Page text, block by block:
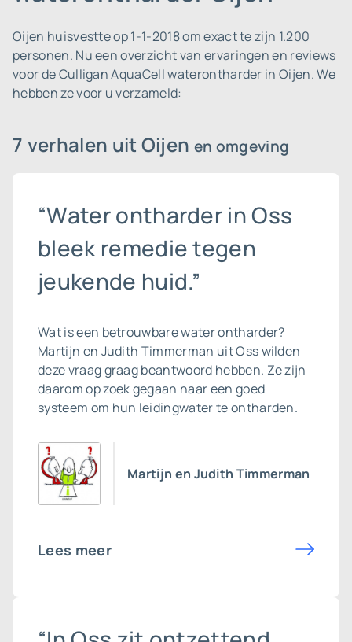
Oijen huisvestte op 1-1-2018 om exact te zijn 1.200
personen. Nu een overzicht van ervaringen en reviews
voor de Culligan AquaCell waterontharder in Oijen. We
hebben ze voor u verzameld:
7 verhalen uit Oijen en omgeving
“Water ontharder in Oss
bleek remedie tegen
jeukende huid.”
Wat is een betrouwbarewater ontharder?
Martijn en Judith Timmerman uit Oss wilden
deze vraag graag beantwoord hebben. Ze zijn
daarom op zoek gegaan naar een goed
systeem om hun leidingwater te ontharden.
Martijn en Judith Timmerman
Lees meer